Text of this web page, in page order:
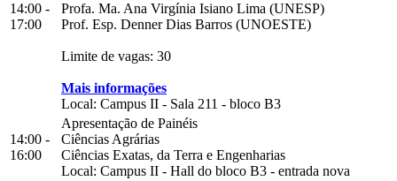
14:00 -
17:00
Profa. Ma. Ana Virgínia Isiano Lima (UNESP)
Prof. Esp. Denner Dias Barros (UNOESTE)
Limite de vagas: 30
Mais informações
Local: Campus II - Sala 211 - bloco B3
14:00 -
16:00
Apresentação de Painéis
Ciências Agrárias
Ciências Exatas, da Terra e Engenharias
Local: Campus II - Hall do bloco B3 - entrada nova